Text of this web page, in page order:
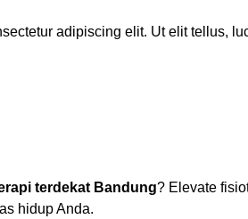
adipiscing elit. Ut elit tellus,
terdekat Bandung? Elevate
hidup Anda.